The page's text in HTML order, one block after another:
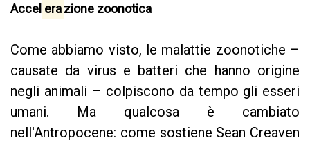
Accel era zione zoonotica
Come abbiamo visto, le malattie zoonotiche –
causate da virus e batteri che hanno origine
negli animali – colpiscono da tempo gli esseri
umani. Ma qualcosa è cambiato
nell'Antropocene: come sostiene Sean Creaven